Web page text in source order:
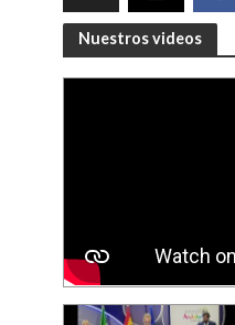
Nuestros videos